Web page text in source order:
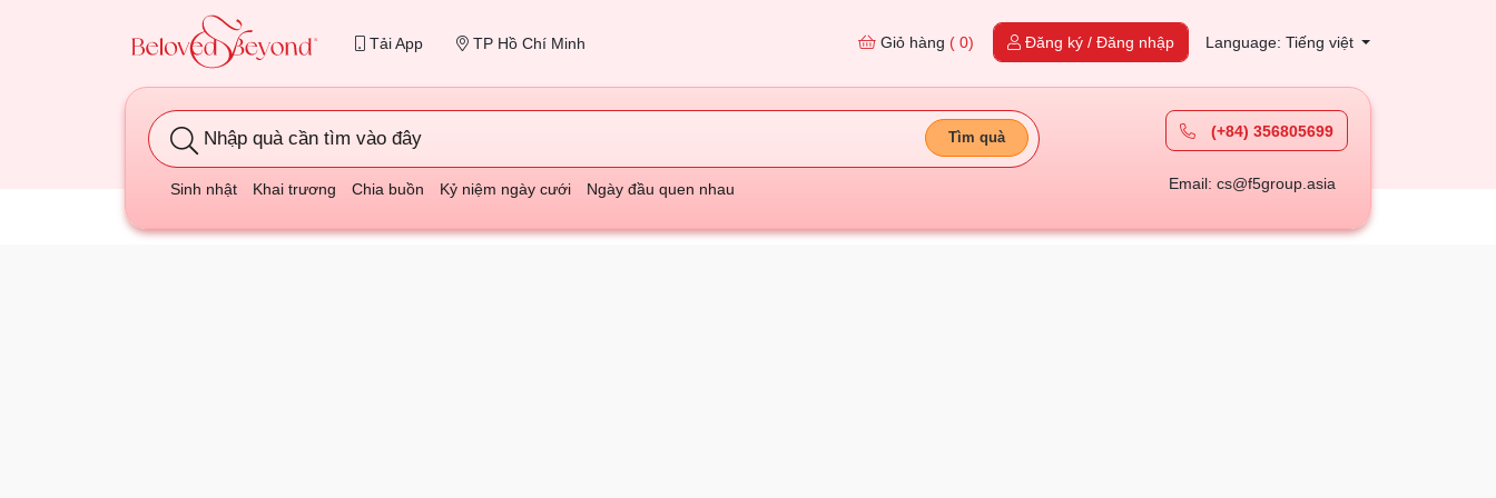
Tải App TP Hồ Chí Minh Giỏ hàng ( 0) Đăng ký / Đăng nhập Language: Tiếng việt
Nhập quà cần tìm vào đây Tìm quà
Sinh nhật Khai trương Chia buồn Kỷ niệm ngày cưới Ngày đầu quen nhau
(+84) 356805699
Email: cs@f5group.asia